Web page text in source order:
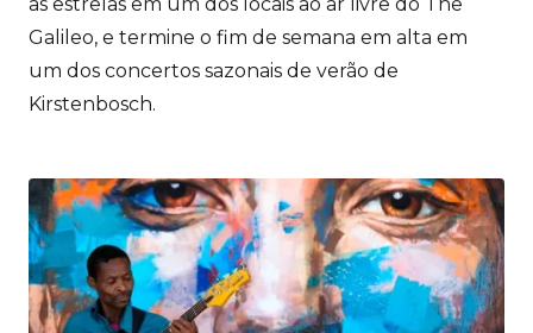
Galileo, e termine o fim de semana em alta em
um dos concertos sazonais de verão de
Kirstenbosch.